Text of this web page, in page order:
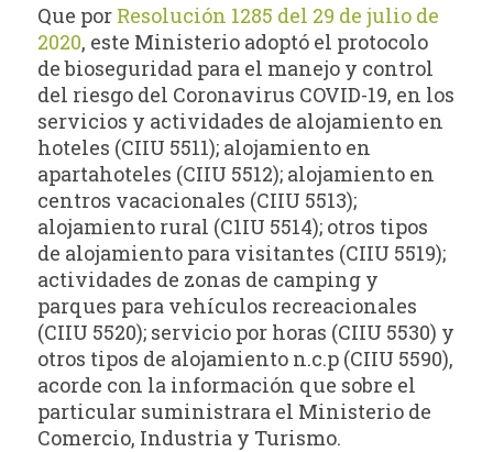
Que por Resolución 1285 del 29 de julio de
2020, este Ministerio adoptó el protocolo
de bioseguridad para el manejo y control
del riesgo del Coronavirus COVID-19, en los
servicios y actividades de alojamiento en
hoteles (CIIU 5511); alojamiento en
apartahoteles (CIIU 5512); alojamiento en
centros vacacionales (CIIU 5513);
alojamiento rural (C1IU 5514); otros tipos
de alojamiento para visitantes (CIIU 5519);
actividades de zonas de camping y
parques para vehículos recreacionales
(CIIU 5520); servicio por horas (CIIU 5530) y
otros tipos de alojamiento n.c.p (CIIU 5590),
acorde con la información que sobre el
particular suministrara el Ministerio de
Comercio, Industria y Turismo.